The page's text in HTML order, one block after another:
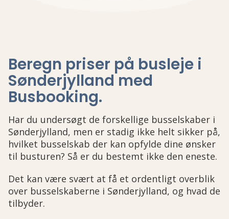
Beregn priser på busleje i
Sønderjylland med
Busbooking.
Har du undersøgt de forskellige busselskaber i
Sønderjylland, men er stadig ikke helt sikker på,
hvilket busselskab der kan opfylde dine ønsker
til busturen? Så er du bestemt ikke den eneste.
Det kan være svært at få et ordentligt overblik
over busselskaberne i Sønderjylland, og hvad de
tilbyder.